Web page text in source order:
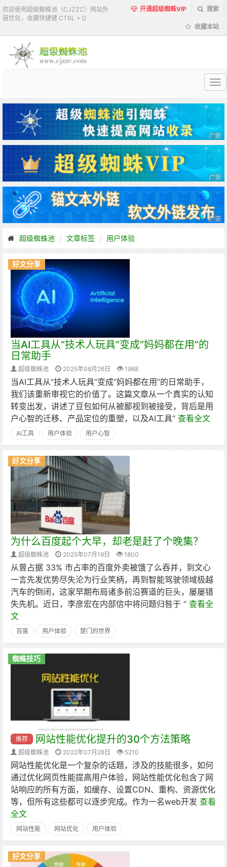
欢迎使用超级蜘蛛池（CJZZC）网站外
链优化，收藏快捷键 CTRL + D
开通超级蜘蛛VIP 搜索
收藏本站
超
蜘
蛛
池
超级蜘蛛池 文章标签 用户体验
好文分享
当AI工具从“技术人玩具”变成“妈妈都在用”的
日常助手
超级蜘蛛池 2025年08月26日 1968
当AI工具从“技术人玩具”变成“妈妈都在用”的日常助手，
我们该重新审视它的价值了。这篇文章从一个真实的认知
转变出发，讲述了豆包如何从被鄙视到被接受，背后是用
户心智的迁移、产品定位的重塑，以及AI工具“ 查看全文
AI工具 用户体验 用户心智
好文分享
为什么百度起个大早，却老是赶了个晚集？
超级蜘蛛池 2025年07月19日 1800
从曾占据 33% 市占率的百度外卖被饿了么吞并，到文心
一言先发优势尽失沦为行业笑柄，再到智能驾驶领域极越
汽车的倒闭，这家早期布局诸多前沿赛道的巨头，屡屡错
失先机。近日，李彦宏在内部信中将问题归咎于 “ 查看全
文
百度 用户体验 楚门的世界
蜘蛛技巧
推荐 网站性能优化提升的30个方法策略
超级蜘蛛池 2022年07月28日 5210
网站性能优化是一个复杂的话题，涉及的技能很多，如何
通过优化网页性能提高用户体验，网站性能优化包含了网
站响应的所有方面，如缓存、设置CDN、重构、资源优化
等，但所有这些都可以逐步完成。作为一名web开发 查看
全文
网站性能 网站优化 用户体验
好文分享